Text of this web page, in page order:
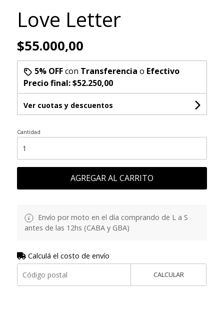
Love Letter
$55.000,00
5% OFFcon Transferencia o Efectivo
Precio final:$52.250,00
Ver cuotas y descuentos
Cantidad
AGREGAR AL CARRITO
Envío por moto en el día comprando de L a S
antes de las 12hs (CABA y GBA)
Calculá el costo de envío
CALCULAR